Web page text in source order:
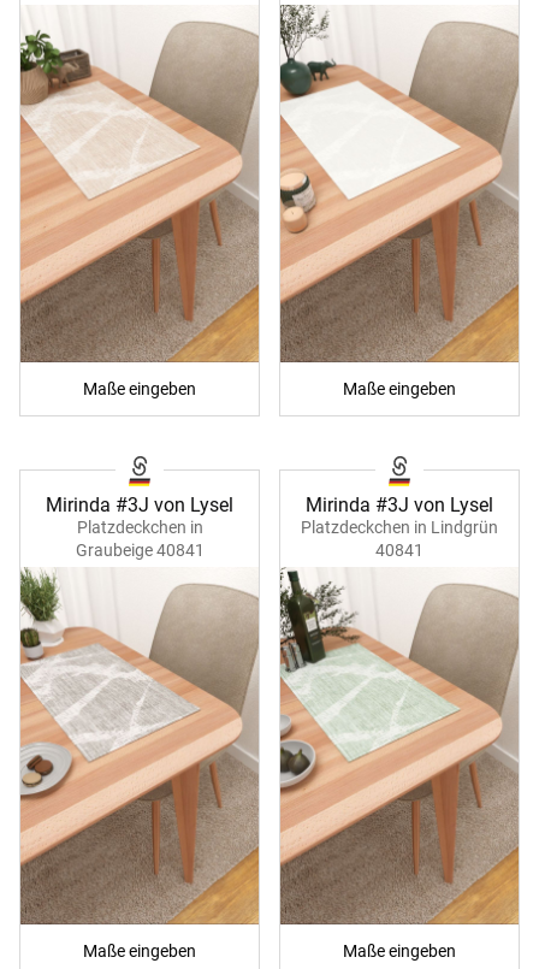
Maße eingeben Maße eingeben
Mirinda #3J von Lysel
Platzdeckchen in
Graubeige 40841
Maße eingeben
Mirinda #3J von Lysel
Platzdeckchen in Lindgrün
40841
Maße eingeben